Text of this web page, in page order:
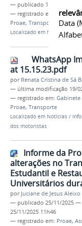
Data
— publicado 19/02/2025
— registrado em:
Gabinete
Proae, Transporte
Localizado em Notícias
WhatsApp
at 15.15.23.pdf
por Renata Cristina de Sá
— última modificação 19/
— registrado em: Gabinete
Proae, Transporte
Localizado em Notícias /
dos motoristas
Informe da
alterações no
Estudantil e
Universitários
por Juciane de Jesus Aleixo
— publicado 25/11/2025 —
25/11/2025 11h46
— registrado em: Proae,